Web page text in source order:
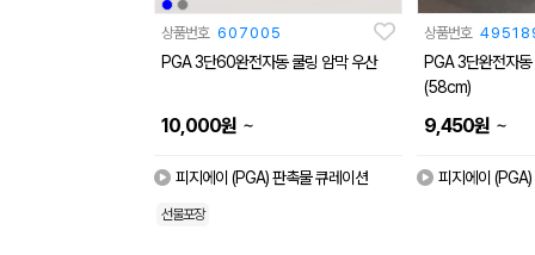
상품번호 607005
PGA 3단60완전자동 쿨링 암막 우산
10,000원 ~
피지에이 (PGA) 판촉물 큐레이션
선물포장
상품번호
PGA 3단완전자
(58cm)
9,450원 ~
피지에이